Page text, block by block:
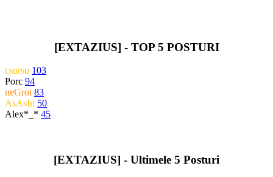
[EXTAZIUS] - TOP 5 POSTURI
csursu 103
Porc 94
neGroi 83
AsAsIn 50
Alex*_* 45
[EXTAZIUS] - Ultimele 5 Posturi